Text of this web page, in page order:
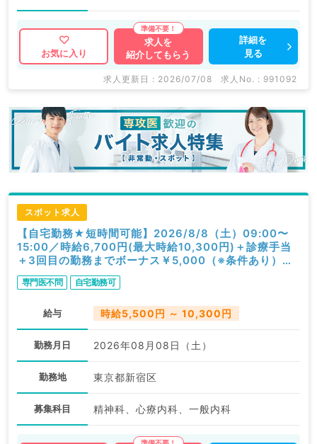
お気に入り
求人を
紹介してもらう
詳細を
見る
求人更新日 : 2026/07/08 求人No. : 991092
スポット求人
【自宅勤務★短時間可能】2026/8/8（土）09:00〜
15:00／時給6,700円(最大時給10,300円)＋診療手当
＋3回目の勤務までボーナス￥5,000（※条件あり）／
オンライン診療／精神科・心療内科（初期研修を除く精
神科経験必須／スポット可）
専門医不問 自宅勤務可
給与 時給5,500円 ～ 10,300円
勤務月日 2026年08月08日（土）
勤務地 東京都新宿区
募集科目 精神科、心療内科、一般内科